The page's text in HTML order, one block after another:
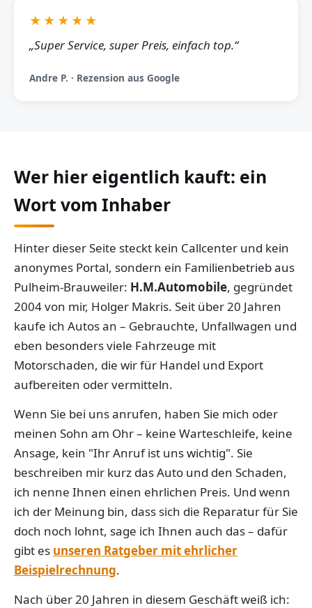
★★★★★
„Super Service, super Preis, einfach top.“
Andre P. · Rezension aus Google
Wer hier eigentlich kauft: ein
Wort vom Inhaber
Hinter dieser Seite steckt kein Callcenter und kein
anonymes Portal, sondern ein Familienbetrieb aus
Pulheim-Brauweiler: H.M.Automobile, gegründet
2004 von mir, Holger Makris. Seit über 20 Jahren
kaufe ich Autos an – Gebrauchte, Unfallwagen und
eben besonders viele Fahrzeuge mit
Motorschaden, die wir für Handel und Export
aufbereiten oder vermitteln.
Wenn Sie bei uns anrufen, haben Sie mich oder
meinen Sohn am Ohr – keine Warteschleife, keine
Ansage, kein "Ihr Anruf ist uns wichtig". Sie
beschreiben mir kurz das Auto und den Schaden,
ich nenne Ihnen einen ehrlichen Preis. Und wenn
ich der Meinung bin, dass sich die Reparatur für Sie
doch noch lohnt, sage ich Ihnen auch das – dafür
gibt es unseren Ratgeber mit ehrlicher
Beispielrechnung.
Nach über 20 Jahren in diesem Geschäft weiß ich: